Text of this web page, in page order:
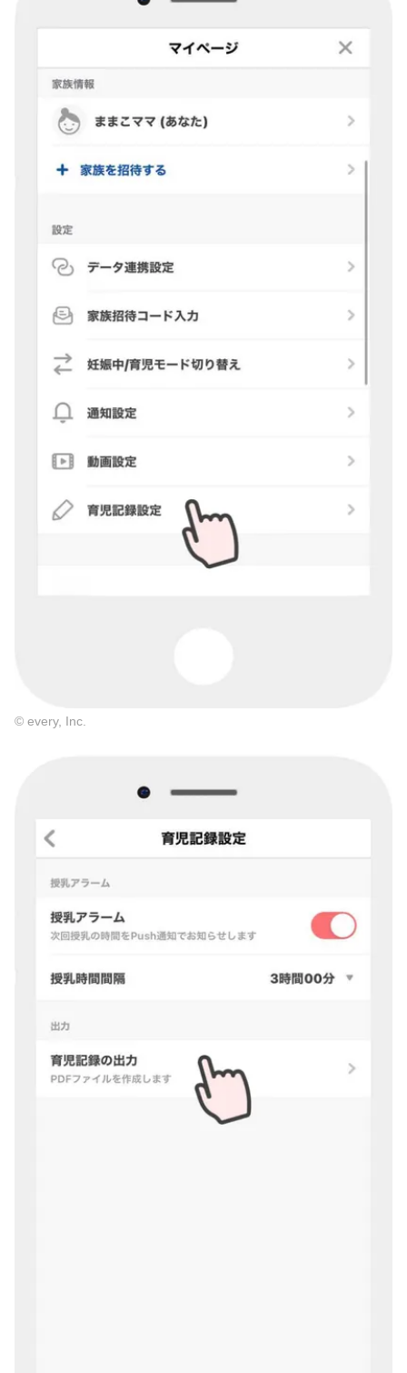
© every, Inc.